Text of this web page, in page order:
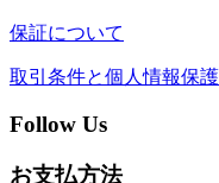
保証について
取引条件と個人情報保
Follow Us
お支払方法